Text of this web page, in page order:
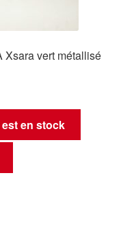
Xsara vert métallisé
en stock